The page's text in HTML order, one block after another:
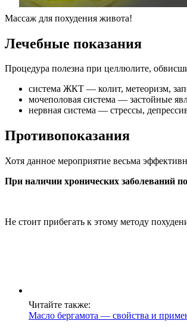
Массаж для похудения живота!
Лечебные показания
Процедура полезна при целлюлите,
система ЖКТ — колит, метеоризм,
мочеполовая система — застойные
нервная система — стрессы,
Противопоказания
Хотя данное мероприятие весьма
При наличии хронических заболеваний
Не стоит прибегать к этому методу
Читайте также:
Масло бергамота — свойства и